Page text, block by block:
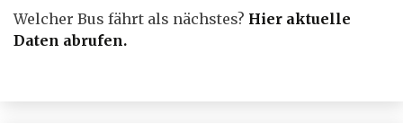
Welcher Bus fährt als nächstes? Hier aktuelle
Daten abrufen.